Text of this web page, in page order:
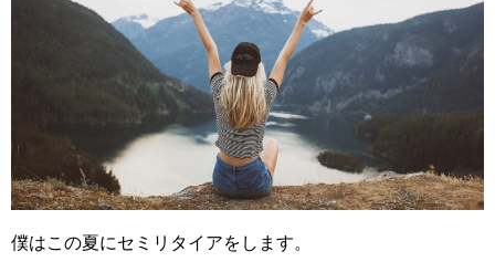
僕はこの夏にセミリタイアをします。